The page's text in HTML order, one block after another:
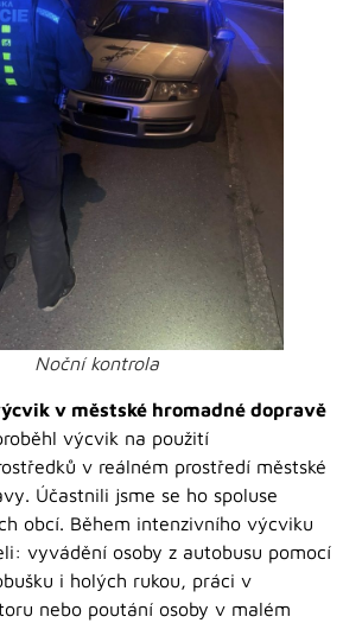
Noční kontrola
v městské hromadné dopravě
výcvik na použití
v reálném prostředí městské
Účastnili jsme se ho spoluse
obcí. Během intenzivního výcviku
vyvádění osoby z autobusu pomocí
i holých rukou, práci v
nebo poutání osoby v malém